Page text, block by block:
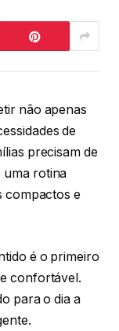
não apenas
de
precisam de
uma rotina
compactos e
é o primeiro
confortável.
para o dia a